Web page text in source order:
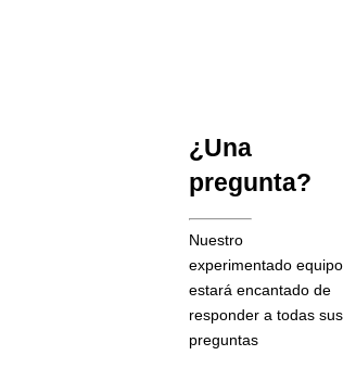
¿Una
pregunta?
Nuestro
experimentado equipo
estará encantado de
responder a todas sus
preguntas